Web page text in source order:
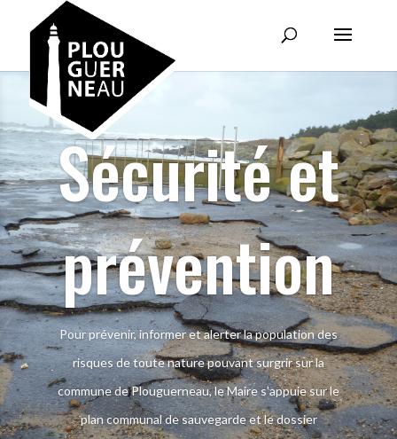
Sécurité et
prévention
Pour prévenir, informer et alerter la population des
risques de toute nature pouvant surgrir sur la
commune de Plouguerneau, le Maire s’appuie sur le
plan communal de sauvegarde et le dossier